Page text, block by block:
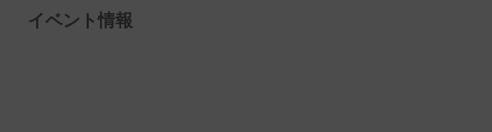
イベント情報